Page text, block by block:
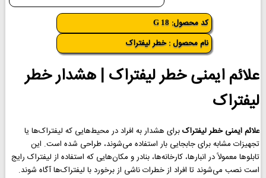
کد محصول: G 18
نام محصول : خطر لیفتراک
علائم ایمنی خطر لیفتراک | هشدار خطر
لیفتراک
علائم ایمنی خطر لیفتراکبرای هشدار به افراد در محیط‌هایی که لیفتراک‌ها یا
تجهیزات مشابه برای جابجایی بار استفاده می‌شوند، طراحی شده است. این
تابلوها معمولاً در انبارها، کارخانه‌ها، بنادر و مکان‌هایی که استفاده از لیفتراک رایج
است نصب می‌شوند تا افراد از خطرات ناشی از برخورد با لیفتراک‌ها آگاه شوند.